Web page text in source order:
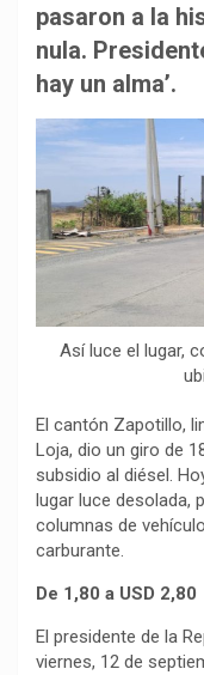
b
o
o
s
A
p
g
r
pasaron a la
nula.
hay un alma’.
Así luce el lugar,
El cantón Zapotillo,
Loja, dio un giro de
subsidio al diésel.
lugar luce desolada,
columnas de
carburante.
De 1,80 a USD 2,80
El presidente de la
viernes, 12 de